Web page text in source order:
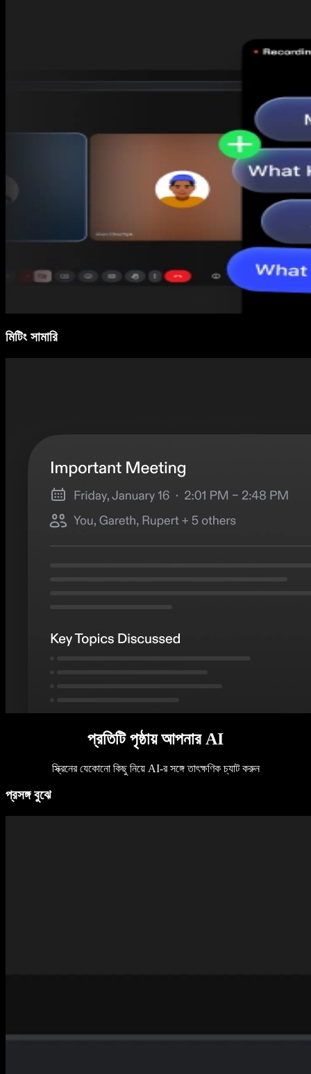
মিটিং সামারি
প্রতিটি পৃষ্ঠায় আপনার AI
স্ক্রিনের যেকোনো কিছু নিয়ে AI-র সঙ্গে তাৎক্ষণিক চ্যাট করুন
প্রসঙ্গ বুঝে